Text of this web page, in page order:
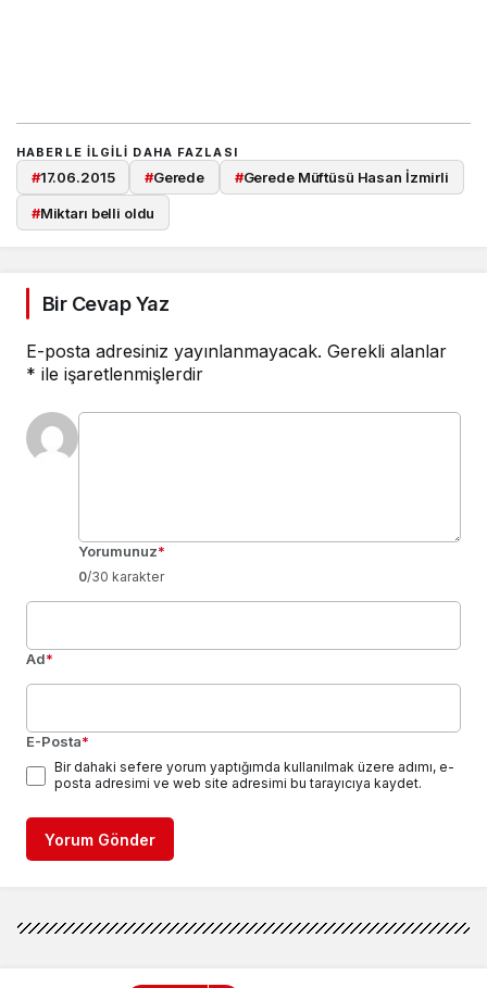
HABERLE ILGILI DAHA FAZLASI
#17.06.2015 #Gerede #Gerede Müftüsü Hasan İzmirli
#Miktarı belli oldu
Bir Cevap Yaz
E-posta adresiniz yayınlanmayacak. Gerekli alanlar
* ile işaretlenmişlerdir
Yorumunuz*
0/30 karakter
Ad*
E-Posta*
Bir dahaki sefere yorum yaptığımda kullanılmak üzere adımı, e-
posta adresimi ve web site adresimi bu tarayıcıya kaydet.
Yorum Gönder